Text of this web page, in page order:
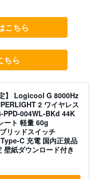
こちら
ちら
】 Logicool G 8000Hz
2 ワイヤレス
PPD-004WL-BKd 44K
ート 軽量 60g
リッドスイッチ
C 充電 国内正規品
紙ダウンロード付き